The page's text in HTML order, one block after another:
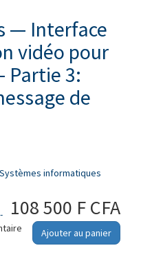
— Interface
vidéo pour
Partie 3:
de
informatiques
108 500 F CFA
Ajouter au panier
routiers — Interface de
pour caméras (ICVC) —
de message de caméra